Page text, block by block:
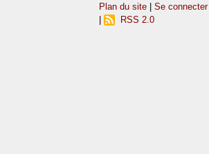
Plan du site |Se connecter
|
RSS 2.0